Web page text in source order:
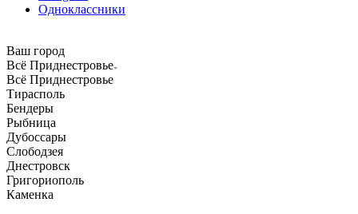
Одноклассники
Ваш город
Всё Приднестровье
Всё Приднестровье
Тирасполь
Бендеры
Рыбница
Дубоссары
Слободзея
Днестровск
Григориополь
Каменка